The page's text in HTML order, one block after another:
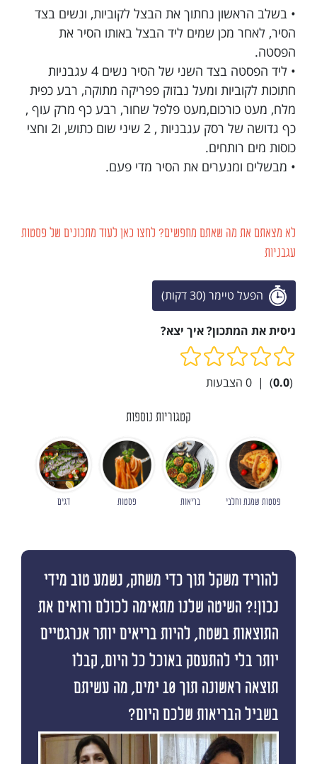
• בשלב הראשון נחתוך את הבצל לקוביות, ונשים בצד
הסיר, לאחר מכן שמים ליד הבצל באותו הסיר את
הפסטה.
• ליד הפסטה בצד השני של הסיר נשים 4 עגבניות
חתוכות לקוביות ומעל נבזוק פפריקה מתוקה, רבע כפית
מלח, מעט כורכום,מעט פלפל שחור, רבע כף מרק עוף ,
כף גדושה של רסק עגבניות , 2 שיני שום כתוש, ו2 וחצי
כוסות מים רותחים.
• מבשלים ומנערים את הסיר מדי פעם.
לא מצאתם את מה שאתם מחפשים? לחצו כאן לעוד מתכונים של פסטות
עגבניות
הפעל טיימר (30 דקות)
ניסית את המתכון? איך יצא?
(
0.0
)
|
0 הצבעות
קטגוריות נוספות
פסטות שמנת וחלבי בריאות פסטות דגים
להוריד משקל תוך כדי משחק, נשמע טוב מידי
נכון!? השיטה שלנו מתאימה לכולם ורואים את
התוצאות בשטח, להיות בריאים יותר אנרגטיים
יותר בלי להתעסק באוכל כל היום, קבלו
תוצאה ראשונה תוך 10 ימים, מה עשיתם
בשביל הבריאות שלכם היום?